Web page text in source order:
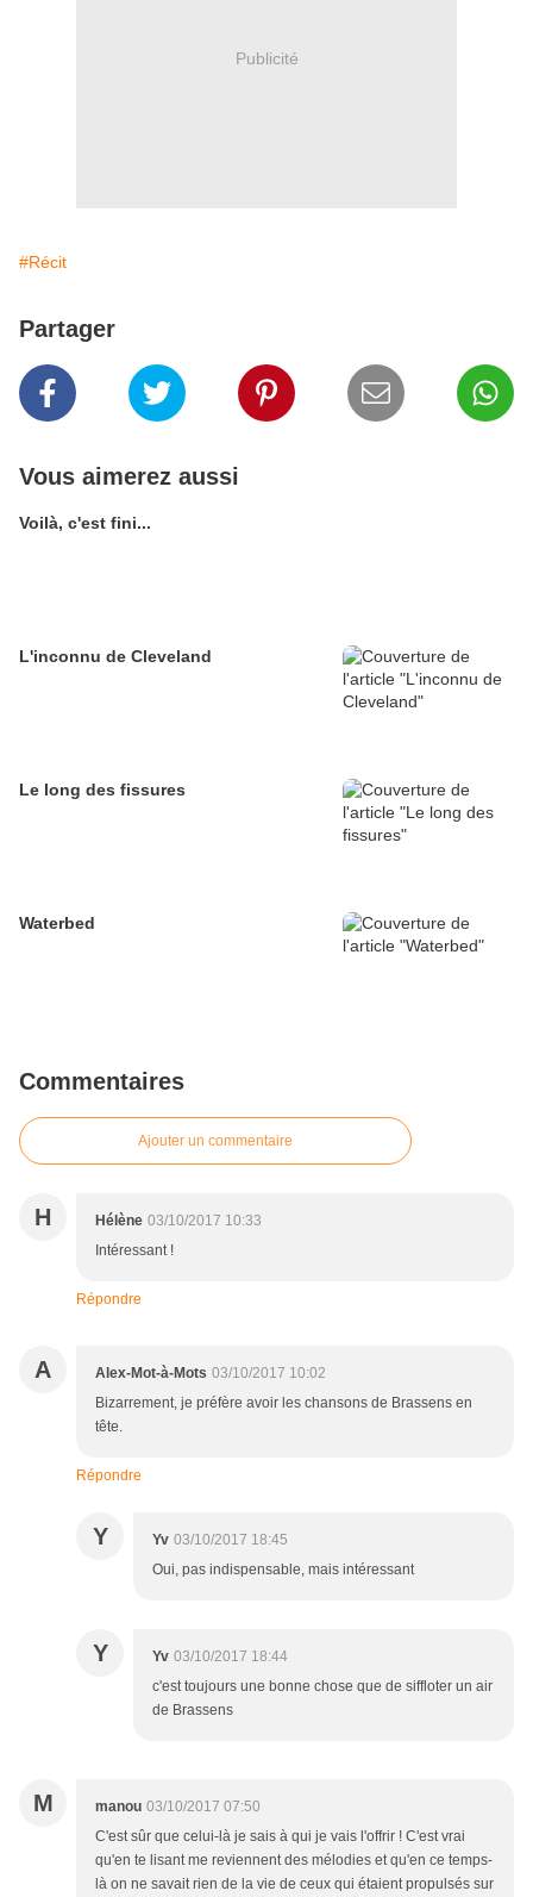
Publicité
#Récit
Partager
Vous aimerez aussi
Voilà, c'est fini...
L'inconnu de Cleveland
Le long des fissures
Waterbed
Commentaires
Ajouter un commentaire
H Hélène 03/10/2017 10:33
Intéressant !
Répondre
A Alex-Mot-à-Mots 03/10/2017 10:02
Bizarrement, je préfère avoir les chansons de Brassens en
tête.
Répondre
Y Yv 03/10/2017 18:45
Oui, pas indispensable, mais intéressant
Y Yv 03/10/2017 18:44
c'est toujours une bonne chose que de siffloter un air
de Brassens
M manou 03/10/2017 07:50
C'est sûr que celui-là je sais à qui je vais l'offrir ! C'est vrai
qu'en te lisant me reviennent des mélodies et qu'en ce temps-
là on ne savait rien de la vie de ceux qui étaient propulsés sur